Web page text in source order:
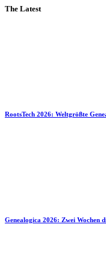
The Latest
RootsTech 2026: Weltgrößte
Genealogica 2026: Zwei Wochen